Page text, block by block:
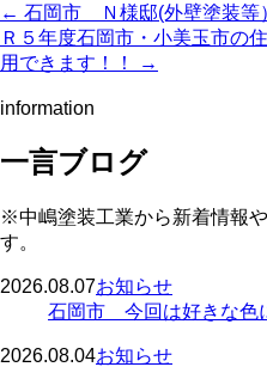
← 石岡市 Ｎ様邸(外壁塗装等
Ｒ５年度石岡市・小美玉市の
用できます！！ →
information
一言ブログ
※中嶋塗装工業から新着情報
す。
2026.08.07お知らせ
石岡市 今回は好きな色
2026.08.04お知らせ